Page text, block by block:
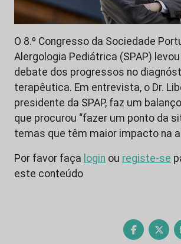
O 8.º Congresso da Sociedade
Alergologia Pediátrica (SPAP)
debate dos progressos no
terapêutica. Em entrevista, o Dr.
presidente da SPAP, faz um
que procurou “fazer um ponto da
temas que têm maior impacto na
Por favor faça login ou registe-se
este conteúdo